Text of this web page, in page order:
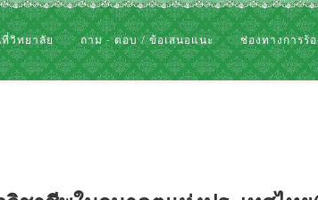
วิทยาลัย ถาม - ตอบ / ข้อเสนอแนะ ช่องทางการร้